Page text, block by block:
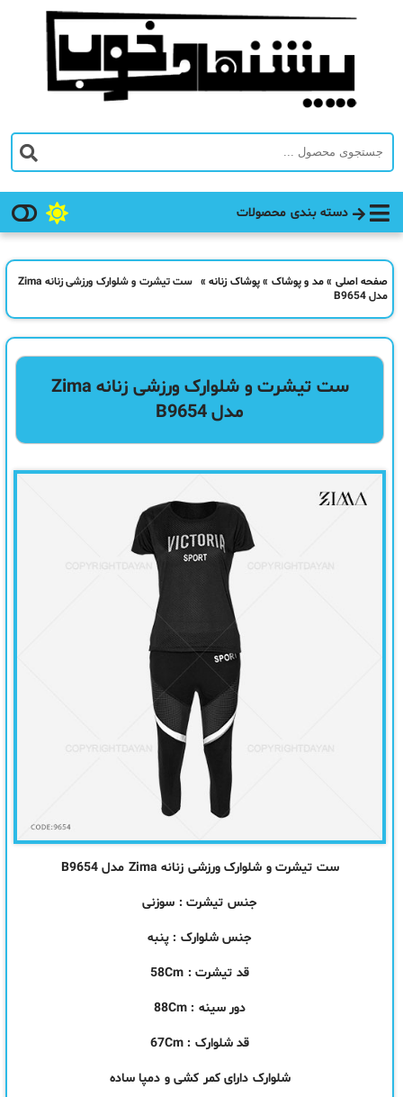
دسته بندی محصولات
صفحه اصلی »مد و پوشاک »پوشاک زنانه »
ست تیشرت و شلوارک ورزشی زنانه Zima
مدل B9654
ست تیشرت و شلوارک ورزشی زنانه Zima
مدل B9654
ست تیشرت و شلوارک ورزشی زنانه Zima مدل B9654
جنس تیشرت : سوزنی
جنس شلوارک :پنبه
قد تیشرت : 58Cm
دور سینه : 88Cm
قد شلوارک : 67Cm
شلوارک دارای کمر کشی و دمپا ساده